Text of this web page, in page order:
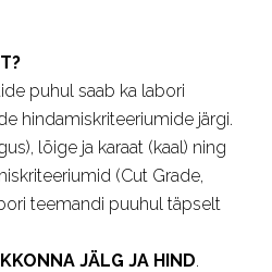
puhul saab ka labori
hindamiskriteeriumide järgi.
lõige ja karaat (kaal) ning
(Cut Grade,
teemandi puuhul täpselt
JÄLG JA HIND.